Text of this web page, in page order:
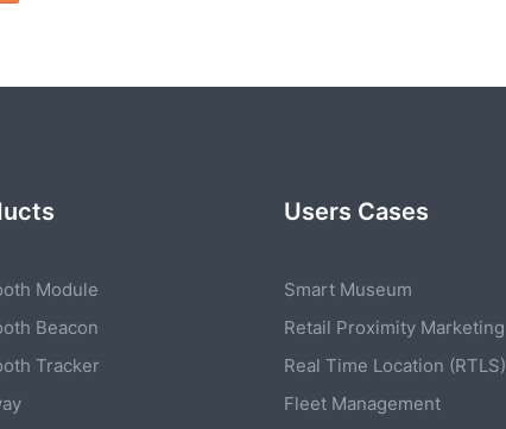
Module
Beacon
Tracker
Users Cases
Smart Museum
Retail Proximity Marketing
Real Time Location (RTLS)
Fleet Management